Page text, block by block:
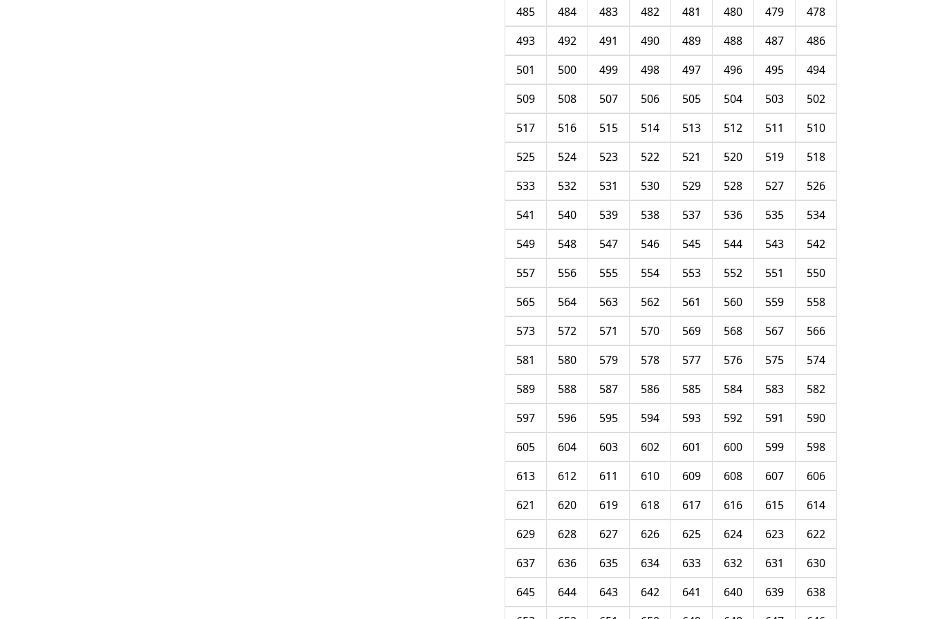
478
479
480
481
482
483
484
485
486
487
488
489
490
491
492
493
494
495
496
497
498
499
500
501
502
503
504
505
506
507
508
509
510
511
512
513
514
515
516
517
518
519
520
521
522
523
524
525
526
527
528
529
530
531
532
533
534
535
536
537
538
539
540
541
542
543
544
545
546
547
548
549
550
551
552
553
554
555
556
557
558
559
560
561
562
563
564
565
566
567
568
569
570
571
572
573
574
575
576
577
578
579
580
581
582
583
584
585
586
587
588
589
590
591
592
593
594
595
596
597
598
599
600
601
602
603
604
605
606
607
608
609
610
611
612
613
614
615
616
617
618
619
620
621
622
623
624
625
626
627
628
629
630
631
632
633
634
635
636
637
638
639
640
641
642
643
644
645